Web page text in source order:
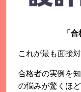
「
これが最も面接
合格者の実例を
の悩みが驚くほ